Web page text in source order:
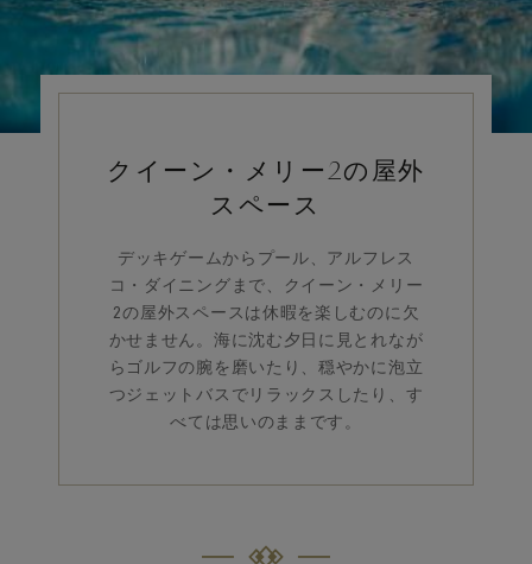
クイーン・メリー2の屋外
スペース
デッキゲームからプール、アルフレス
コ・ダイニングまで、クイーン・メリー
2の屋外スペースは休暇を楽しむのに欠
かせません。海に沈む夕日に見とれなが
らゴルフの腕を磨いたり、穏やかに泡立
つジェットバスでリラックスしたり、す
べては思いのままです。